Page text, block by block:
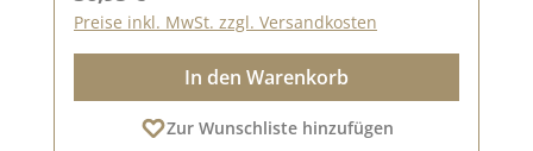
Preise inkl. MwSt. zzgl. Versandkosten
In den Warenkorb
Zur Wunschliste hinzufügen